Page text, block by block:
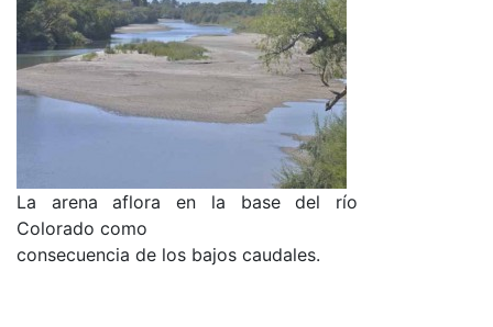
La arena aflora en la base del río
Colorado como
consecuencia de los bajos caudales.